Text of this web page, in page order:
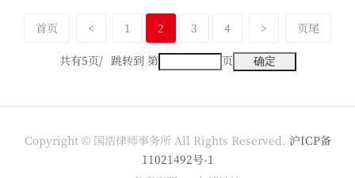
首页 < 1 2 3 4 > 页尾
共有5页/ 跳转到 第 页
Copyright © 国浩律师事务所 All Rights Reserved. 沪ICP备
11021492号-1